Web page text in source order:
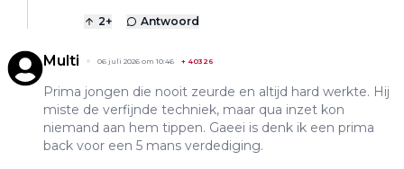
2+ Antwoord
Multi 06 juli 2026 om 10:46 + 40326
Prima jongen die nooit zeurde en altijd hard werkte. Hij
miste de verfijnde techniek, maar qua inzet kon
niemand aan hem tippen. Gaeei is denk ik een prima
back voor een 5 mans verdediging.